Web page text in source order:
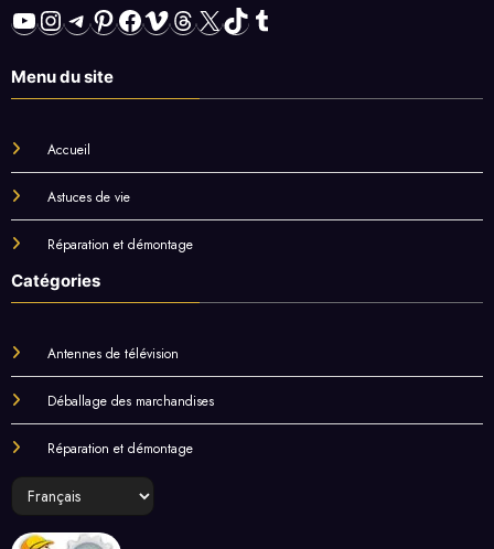
YouTube
Instagram
Telegram
Pinterest
Facebook
Vimeo
Threads
X TikTokTumblr
Menu du site
Accueil
Astuces de vie
Réparation et démontage
Catégories
Antennes de télévision
Déballage des marchandises
Réparation et démontage
Choisir
une